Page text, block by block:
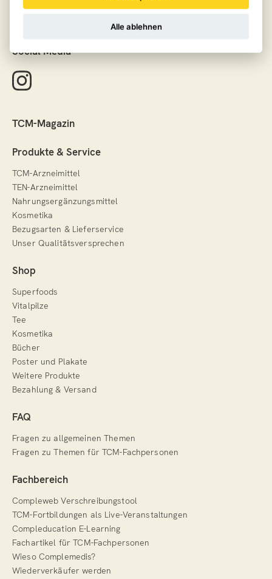
Social Media
TCM-Magazin
Produkte & Service
TCM-Arzneimittel
TEN-Arzneimittel
Nahrungsergänzungsmittel
Kosmetika
Bezugsarten & Lieferservice
Unser Qualitätsversprechen
Shop
Superfoods
Vitalpilze
Tee
Kosmetika
Bücher
Poster und Plakate
Weitere Produkte
Bezahlung & Versand
FAQ
Fragen zu allgemeinen Themen
Fragen zu Themen für TCM-Fachpersonen
Fachbereich
Compleweb Verschreibungstool
TCM-Fortbildungen als Live-Veranstaltungen
Compleducation E-Learning
Fachartikel für TCM-Fachpersonen
Wieso Complemedis?
Wiederverkäufer werden
Alle ablehnen